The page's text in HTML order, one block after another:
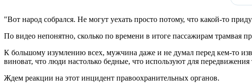
"Вот народ собрался. Не могут уехать просто потому, что какой-то
По видео непонятно, сколько по времени в итоге пассажирам трамвая
К большому изумлению всех, мужчина даже и не думал перед кем-то
виноват, что люди настолько бедные, что используют для передвижения
Ждем реакции на этот инцидент правоохранительных органов.